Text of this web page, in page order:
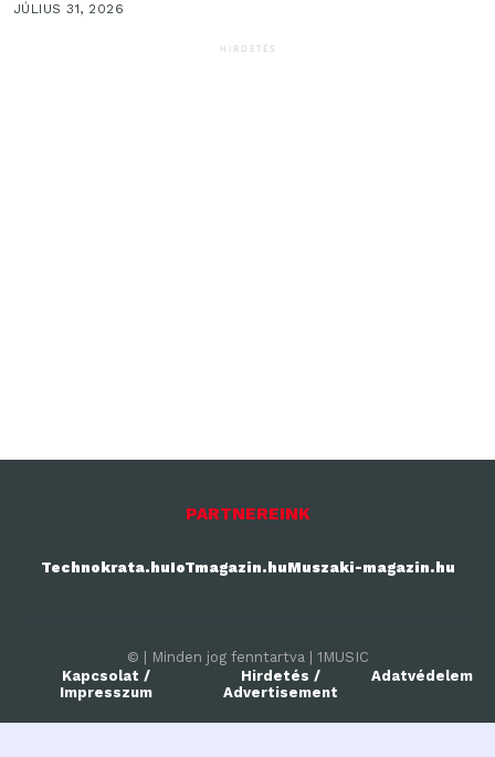
JÚLIUS 31, 2026
HIRDETÉS
PARTNEREINK
Technokrata.huIoTmagazin.huMuszaki-magazin.hu
© | Minden jog fenntartva | 1MUSIC
Kapcsolat /
Impresszum
Hirdetés /
Advertisement
Adatvédelem